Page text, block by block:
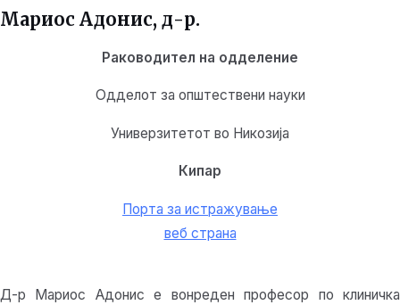
Мариос Адонис, д-р.
Раководител на одделение
Одделот за општествени науки
Универзитетот во Никозија
Кипар
Порта за истражување
веб страна
Д-р Мариос Адонис е вонреден професор по клиничка